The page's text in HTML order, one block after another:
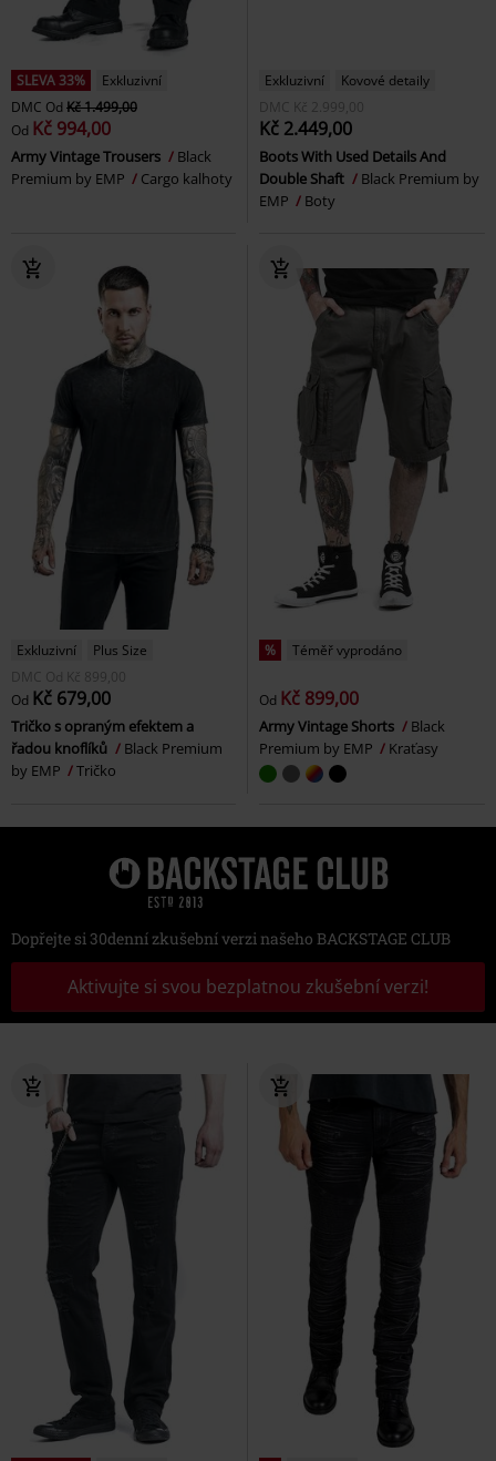
SLEVA 33%
Exkluzivní
DMC Od Kč 1.499,00
Od Kč 994,00
Army Vintage Trousers
Black
Premium by EMP
Cargo kalhoty
Exkluzivní
Kovové detaily
DMC
Kč 2.999,00
Kč 2.449,00
Boots With Used Details And
Double Shaft
Black Premium by
EMP
Boty
Exkluzivní
Plus Size
DMC Od Kč 899,00
Od Kč 679,00
Tričko s opraným efektem a
řadou knoflíků
Black Premium
by EMP
Tričko
% Téměř vyprodáno
Od Kč 899,00
Army Vintage Shorts
Black
Premium by EMP
Kraťasy
Dopřejte si 30denní zkušební verzi našeho BACKSTAGE CLUB
Aktivujte si svou bezplatnou zkušební verzi!